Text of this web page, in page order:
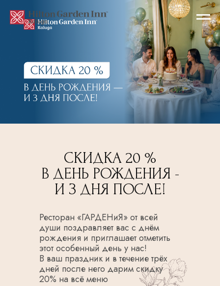
СКИДКА 20 %
В ДЕНЬ РОЖДЕНИЯ -
И З ДНЯ ПОСЛЕ!
Ресторан «ГАРДЕНиЯ» от всей
души поздравляет вас с днём
рождения и приглашает отметить
этот особенный день у нас!
В ваш праздник и в течение трёх
дней после него дарим скидку
20% на всё меню